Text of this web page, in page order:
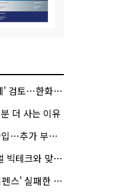
셀·OCI 영향은?
더 사는 이유
가 부담은?
크와 맞붙는다
' 실패한 이유